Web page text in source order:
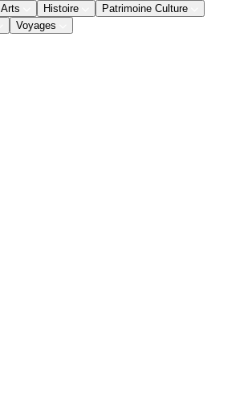
Arts Histoire
Patrimoine Culture
Voyages